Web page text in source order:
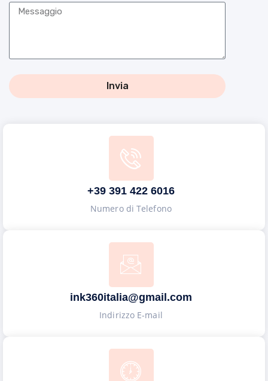
Invia
+39 391 422 6016
Numero di Telefono
ink360italia@gmail.com
Indirizzo E-mail